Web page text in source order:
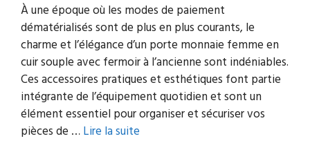
À une époque où les modes de paiement
dématérialisés sont de plus en plus courants, le
charme et l’élégance d’un porte monnaie femme en
cuir souple avec fermoir à l’ancienne sont indéniables.
Ces accessoires pratiques et esthétiques font partie
intégrante de l’équipement quotidien et sont un
élément essentiel pour organiser et sécuriser vos
pièces de …Lire la suite